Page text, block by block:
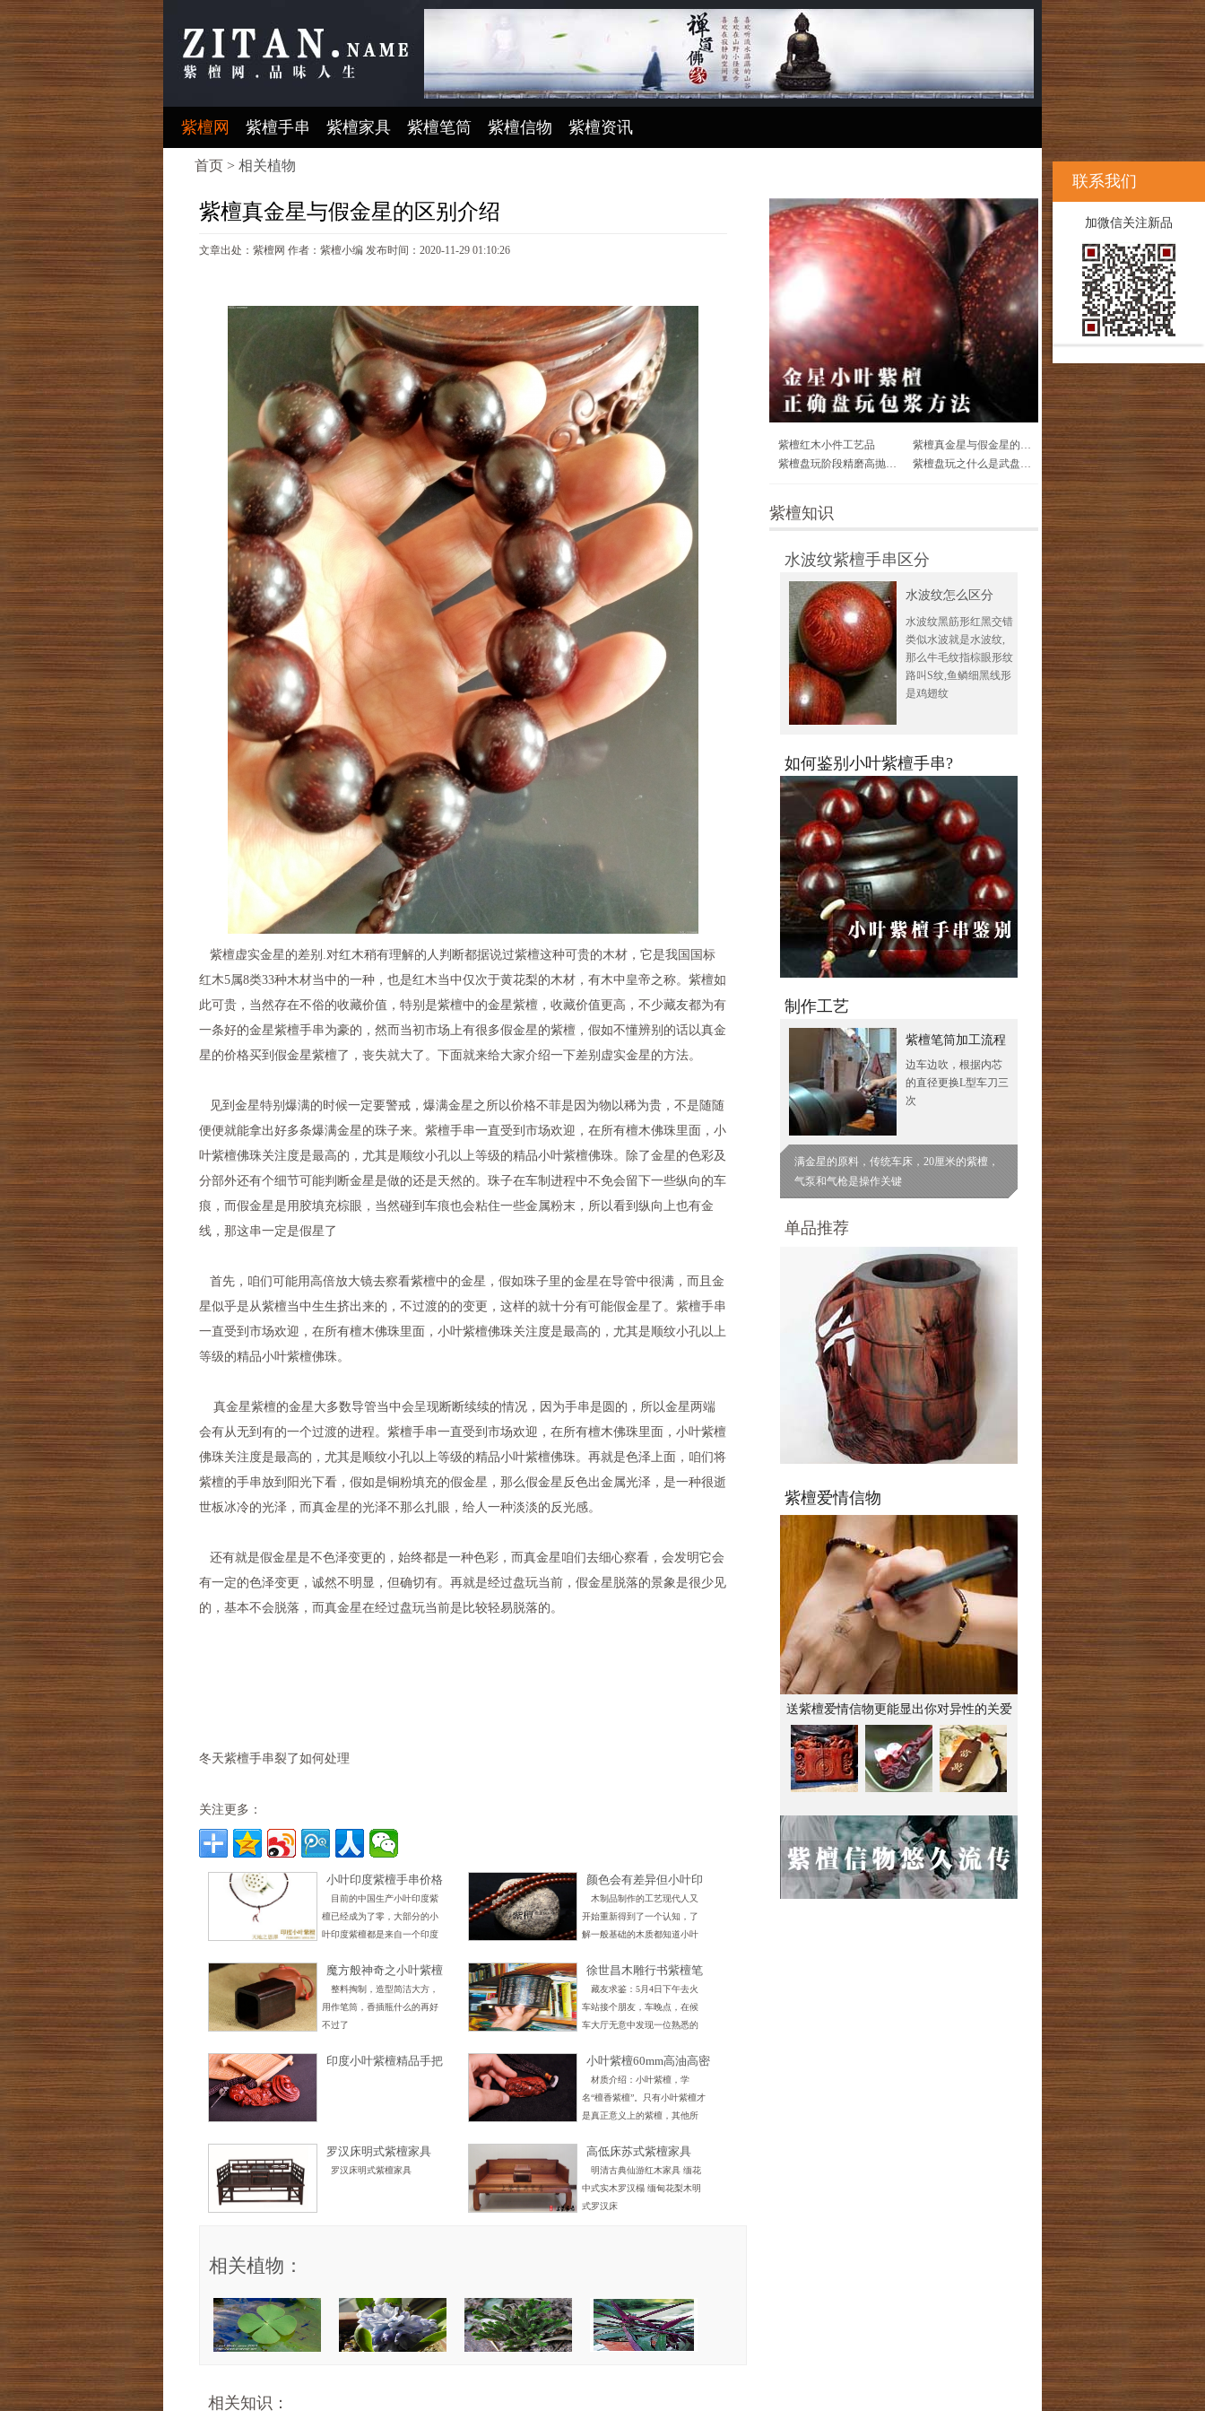
紫檀网 紫檀手串 紫檀家具 紫檀笔筒 紫檀信物 紫檀资讯
首页 > 相关植物
紫檀真金星与假金星的区别介绍
文章出处：紫檀网 作者：紫檀小编 发布时间：2020-11-29 01:10:26
紫檀虚实金星的差别.对红木稍有理解的人判断都据说过紫檀这种可贵的木材，它是我国国标
红木5属8类33种木材当中的一种，也是红木当中仅次于黄花梨的木材，有木中皇帝之称。紫檀如
此可贵，当然存在不俗的收藏价值，特别是紫檀中的金星紫檀，收藏价值更高，不少藏友都为有
一条好的金星紫檀手串为豪的，然而当初市场上有很多假金星的紫檀，假如不懂辨别的话以真金
星的价格买到假金星紫檀了，丧失就大了。下面就来给大家介绍一下差别虚实金星的方法。
见到金星特别爆满的时候一定要警戒，爆满金星之所以价格不菲是因为物以稀为贵，不是随随
便便就能拿出好多条爆满金星的珠子来。紫檀手串一直受到市场欢迎，在所有檀木佛珠里面，小
叶紫檀佛珠关注度是最高的，尤其是顺纹小孔以上等级的精品小叶紫檀佛珠。除了金星的色彩及
分部外还有个细节可能判断金星是做的还是天然的。珠子在车制进程中不免会留下一些纵向的车
痕，而假金星是用胶填充棕眼，当然碰到车痕也会粘住一些金属粉末，所以看到纵向上也有金
线，那这串一定是假星了
首先，咱们可能用高倍放大镜去察看紫檀中的金星，假如珠子里的金星在导管中很满，而且金
星似乎是从紫檀当中生生挤出来的，不过渡的的变更，这样的就十分有可能假金星了。紫檀手串
一直受到市场欢迎，在所有檀木佛珠里面，小叶紫檀佛珠关注度是最高的，尤其是顺纹小孔以上
等级的精品小叶紫檀佛珠。
真金星紫檀的金星大多数导管当中会呈现断断续续的情况，因为手串是圆的，所以金星两端
会有从无到有的一个过渡的进程。紫檀手串一直受到市场欢迎，在所有檀木佛珠里面，小叶紫檀
佛珠关注度是最高的，尤其是顺纹小孔以上等级的精品小叶紫檀佛珠。再就是色泽上面，咱们将
紫檀的手串放到阳光下看，假如是铜粉填充的假金星，那么假金星反色出金属光泽，是一种很逝
世板冰冷的光泽，而真金星的光泽不那么扎眼，给人一种淡淡的反光感。
还有就是假金星是不色泽变更的，始终都是一种色彩，而真金星咱们去细心察看，会发明它会
有一定的色泽变更，诚然不明显，但确切有。再就是经过盘玩当前，假金星脱落的景象是很少见
的，基本不会脱落，而真金星在经过盘玩当前是比较轻易脱落的。
冬天紫檀手串裂了如何处理
关注更多：
小叶印度紫檀手串价格
不能全部判定真假品质
目前的中国生产小叶印度紫
檀已经成为了零，大部分的小
叶印度紫檀都是来自一个印度
度紫檀的种类好坏都是出自印
度，印度除外的其他国家也是
存在着
颜色会有差异但小叶印
度紫檀手串多少颗数量
从不变
木制品制作的工艺现代人又
开始重新得到了一个认知，了
解一般基础的木质都知道小叶
于昂贵类型的。不同的价格使
用的印度紫檀的木料的完成度
还是不
魔方般神奇之小叶紫檀
方形笔筒
整料掏制，造型简洁大方，
用作笔筒，香插瓶什么的再好
不过了
徐世昌木雕行书紫檀笔
筒
藏友求鉴：5月4日下午去火
车站接个朋友，车晚点，在候
车大厅无意中发现一位熟悉的
我，兴奋地迎上来。我们彼此
客套了一阵，他告诉我2003年
走亲戚时买回一件笔筒，上面
有书法，看着行云流水
印度小叶紫檀精品手把
小叶紫檀60mm高油高密
手把件洪福齐天站
材质介绍：小叶紫檀，学
名“檀香紫檀”。只有小叶紫檀才
是真正意义上的紫檀，其他所
檀为紫檀中精品，通常也简
常“紫檀”(以下所述“紫檀”为小
叶檀)。 紫檀密度较大，棕眼较
小，多产于热带、亚热带原始
干净的白色柔软棉布轻轻揉搓
十五到二十分钟左右
罗汉床明式紫檀家具
罗汉床明式紫檀家具
高低床苏式紫檀家具
明清古典仙游红木家具 缅花
中式实木罗汉榻 缅甸花梨木明
式罗汉床
相关植物：
相关知识：
紫檀红木小件工艺品
紫檀真金星与假金星的区别介绍
紫檀盘玩阶段精磨高抛本质区别
紫檀盘玩之什么是武盘？武盘对珠子好么？
紫檀知识
水波纹紫檀手串区分
水波纹怎么区分
水波纹黑筋形红黑交错
类似水波就是水波纹,
那么牛毛纹指棕眼形纹
路叫S纹,鱼鳞细黑线形
是鸡翅纹
如何鉴别小叶紫檀手串?
制作工艺
紫檀笔筒加工流程
边车边吹，根据内芯
的直径更换L型车刀三
次
满金星的原料，传统车床，20厘米的紫檀，
气泵和气枪是操作关键
单品推荐
紫檀爱情信物
送紫檀爱情信物更能显出你对异性的关爱
联系我们
加微信关注新品